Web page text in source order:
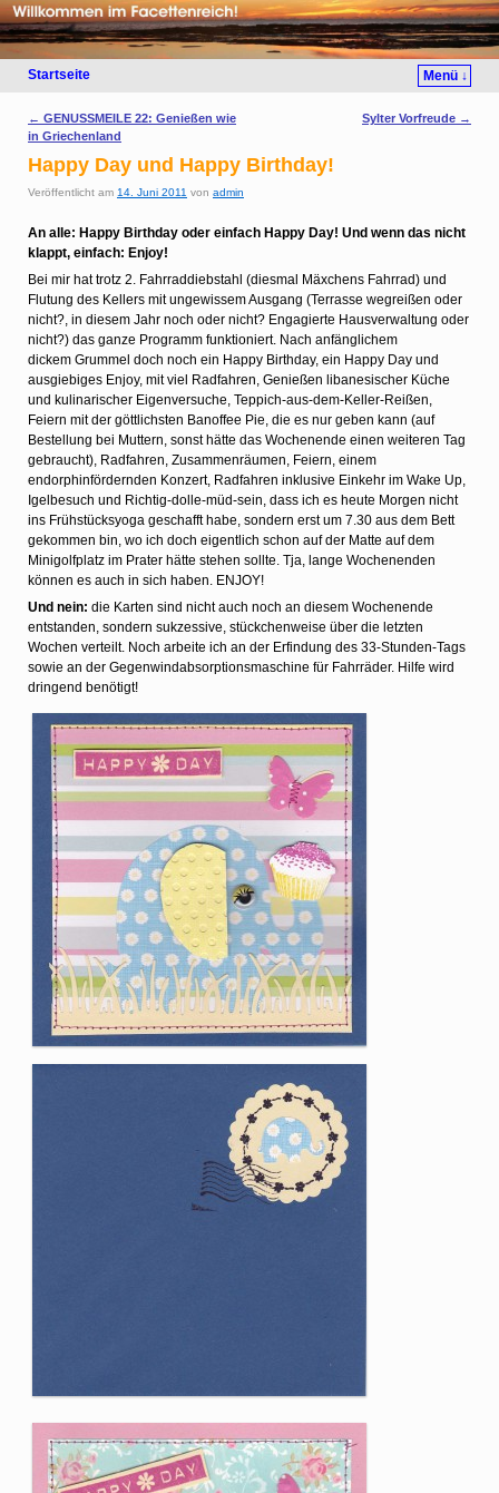
Startseite Menü ↓
Artikelnavigation
← GENUSSMEILE 22: Genießen wie
in Griechenland
Sylter Vorfreude →
Happy Day und Happy Birthday!
Veröffentlicht am 14. Juni 2011 von admin
An alle: Happy Birthday oder einfach Happy Day! Und wenn das nicht
klappt, einfach: Enjoy!
Bei mir hat trotz 2. Fahrraddiebstahl (diesmal Mäxchens Fahrrad) und
Flutung des Kellers mit ungewissem Ausgang (Terrasse wegreißen oder
nicht?, in diesem Jahr noch oder nicht? Engagierte Hausverwaltung oder
nicht?) das ganze Programm funktioniert. Nach anfänglichem
dickem Grummel doch noch ein Happy Birthday, ein Happy Day und
ausgiebiges Enjoy, mit viel Radfahren, Genießen libanesischer Küche
und kulinarischer Eigenversuche, Teppich-aus-dem-Keller-Reißen,
Feiern mit der göttlichsten Banoffee Pie, die es nur geben kann (auf
Bestellung bei Muttern, sonst hätte das Wochenende einen weiteren Tag
gebraucht), Radfahren, Zusammenräumen, Feiern, einem
endorphinfördernden Konzert, Radfahren inklusive Einkehr im Wake Up,
Igelbesuch und Richtig-dolle-müd-sein, dass ich es heute Morgen nicht
ins Frühstücksyoga geschafft habe, sondern erst um 7.30 aus dem Bett
gekommen bin, wo ich doch eigentlich schon auf der Matte auf dem
Minigolfplatz im Prater hätte stehen sollte. Tja, lange Wochenenden
können es auch in sich haben. ENJOY!
Und nein: die Karten sind nicht auch noch an diesem Wochenende
entstanden, sondern sukzessive, stückchenweise über die letzten
Wochen verteilt. Noch arbeite ich an der Erfindung des 33-Stunden-Tags
sowie an der Gegenwindabsorptionsmaschine für Fahrräder. Hilfe wird
dringend benötigt!